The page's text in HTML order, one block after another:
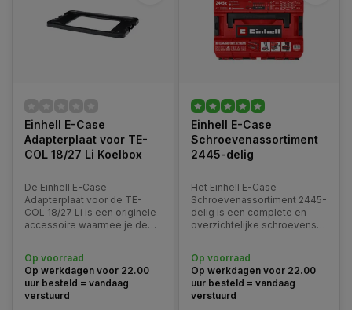
Einhell E-Case
Adapterplaat voor TE-
COL 18/27 Li Koelbox
De Einhell E-Case
Adapterplaat voor de TE-
COL 18/27 Li is een originele
accessoire waarmee je de
aan het modulaire Einhell E-
Case systeem.
Op voorraad
Op werkdagen voor 22.00
uur besteld = vandaag
verstuurd
Einhell E-Case
Schroevenassortiment
2445-delig
Het Einhell E-Case
Schroevenassortiment 2445-
delig is een complete en
overzichtelijke schroevenset
doe-het-zelver.
Op voorraad
Op werkdagen voor 22.00
uur besteld = vandaag
verstuurd